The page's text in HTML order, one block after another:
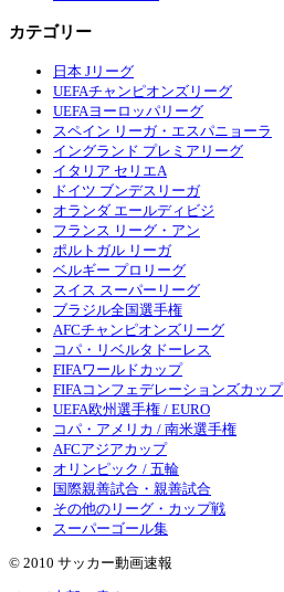
カテゴリー
日本 Jリーグ
UEFAチャンピオンズリーグ
UEFAヨーロッパリーグ
スペイン リーガ・エスパニョーラ
イングランド プレミアリーグ
イタリア セリエA
ドイツ ブンデスリーガ
オランダ エールディビジ
フランス リーグ・アン
ポルトガル リーガ
ベルギー プロリーグ
スイス スーパーリーグ
ブラジル全国選手権
AFCチャンピオンズリーグ
コパ・リベルタドーレス
FIFAワールドカップ
FIFAコンフェデレーションズカップ
UEFA欧州選手権 / EURO
コパ・アメリカ / 南米選手権
AFCアジアカップ
オリンピック / 五輪
国際親善試合・親善試合
その他のリーグ・カップ戦
スーパーゴール集
© 2010 サッカー動画速報